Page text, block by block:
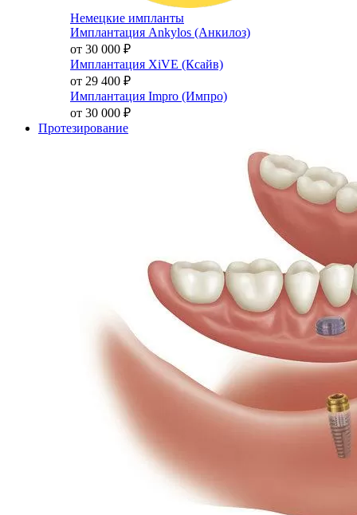
Немецкие импланты
Имплантация Ankylos (Анкилоз)
от 30 000 ₽
Имплантация XiVE (Ксайв)
от 29 400 ₽
Имплантация Impro (Импро)
от 30 000 ₽
Протезирование